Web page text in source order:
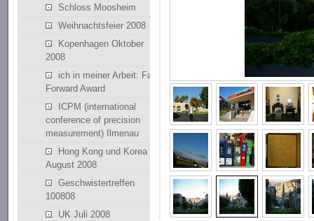
Schloss Moosheim
Weihnachtsfeier 2008
Kopenhagen Oktober
2008
ich in meiner Arbeit: Fast
Forward Award
ICPM (international
conference of precision
measurement) Ilmenau
Hong Kong und Korea
August 2008
Geschwistertreffen
100808
UK Juli 2008